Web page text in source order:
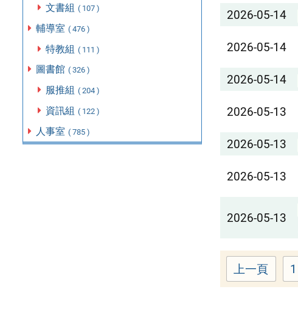
文書組 ( 107 )
輔導室 ( 476 )
特教組 ( 111 )
圖書館 ( 326 )
服推組 ( 204 )
資訊組 ( 122 )
人事室 ( 785 )
2026-05-14
2026-05-14
2026-05-14
2026-05-13
2026-05-13
2026-05-13
2026-05-13
上一頁 1